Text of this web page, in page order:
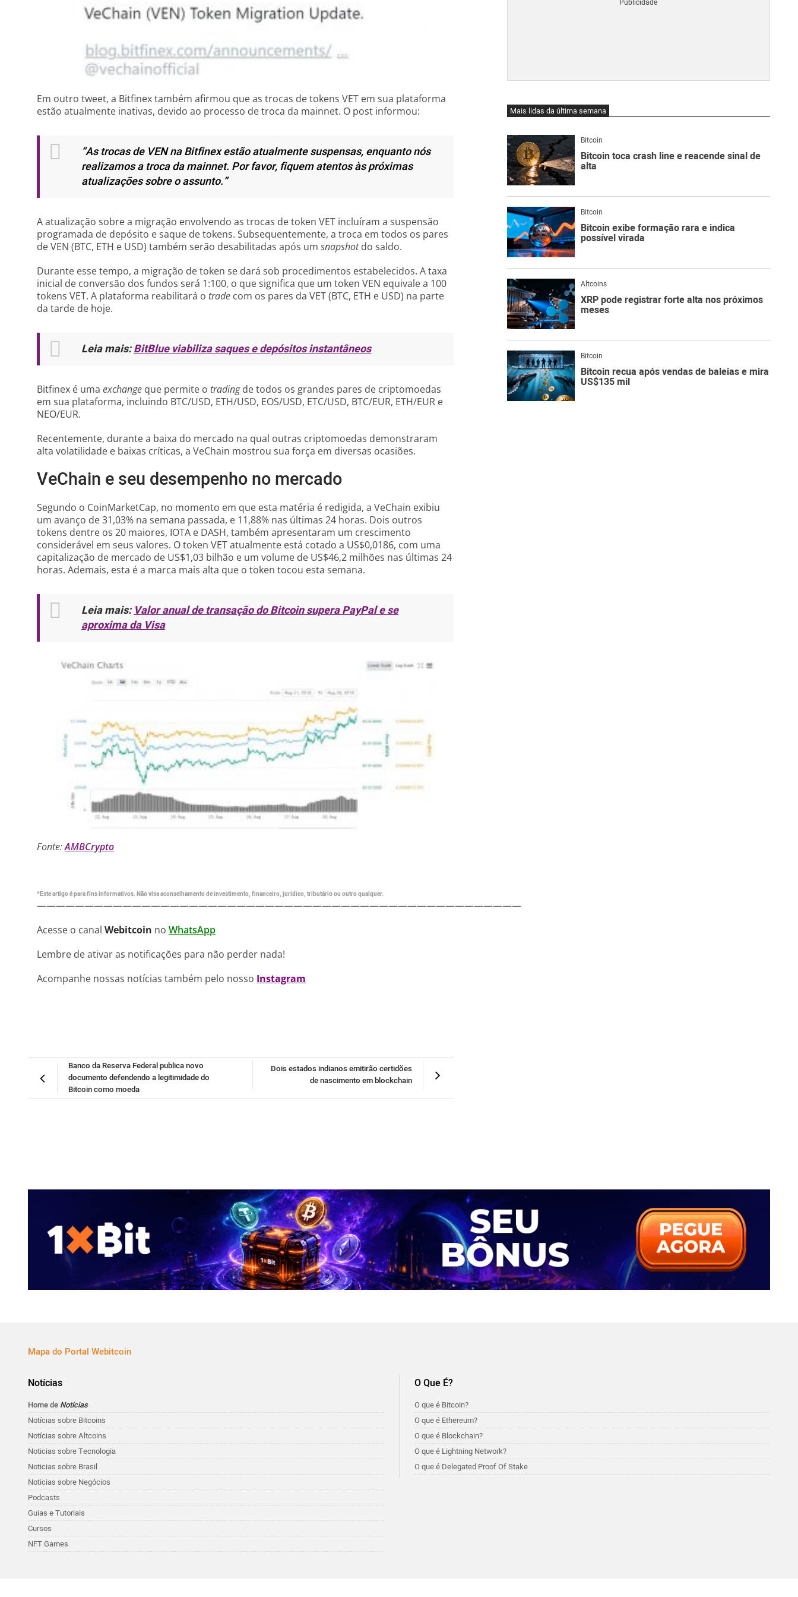
Em outro tweet, a Bitfinex também afirmou que as trocas de tokens VET em sua plataforma
estão atualmente inativas, devido ao processo de troca da mainnet. O post informou:
“As trocas de VEN na Bitfinex estão atualmente suspensas, enquanto nós
realizamos a troca da mainnet. Por favor, fiquem atentos às próximas
atualizações sobre o assunto.”
A atualização sobre a migração envolvendo as trocas de token VET incluíram a suspensão
programada de depósito e saque de tokens. Subsequentemente, a troca em todos os pares
de VEN (BTC, ETH e USD) também serão desabilitadas após um snapshotdo saldo.
Durante esse tempo, a migração de token se dará sob procedimentos estabelecidos. A taxa
inicial de conversão dos fundos será 1:100, o que significa que um token VEN equivale a 100
tokens VET. A plataforma reabilitará o trade com os pares da VET (BTC, ETH e USD) na parte
da tarde de hoje.
Leia mais:BitBlue viabiliza saques e depósitos instantâneos
Bitfinex é uma exchange que permite o tradingde todos os grandes pares de criptomoedas
em sua plataforma, incluindo BTC/USD, ETH/USD, EOS/USD, ETC/USD, BTC/EUR, ETH/EUR e
NEO/EUR.
Recentemente, durante a baixa do mercado na qual outras criptomoedas demonstraram
alta volatilidade e baixas críticas, a VeChain mostrou sua força em diversas ocasiões.
VeChain e seu desempenho no mercado
Segundo o CoinMarketCap, no momento em que esta matéria é redigida, a VeChain exibiu
um avanço de 31,03% na semana passada, e 11,88% nas últimas 24 horas. Dois outros
tokens dentre os 20 maiores, IOTA e DASH, também apresentaram um crescimento
considerável em seus valores. O token VET atualmente está cotado a US$0,0186, com uma
capitalização de mercado de US$1,03 bilhão e um volume de US$46,2 milhões nas últimas 24
horas. Ademais, esta é a marca mais alta que o token tocou esta semana.
Leia mais:Valor anual de transação do Bitcoin supera PayPal e se
aproxima da Visa
Fonte:AMBCrypto
*Este artigo é para fins informativos. Não visa aconselhamento de investimento, financeiro, jurídico, tributário ou outro qualquer.
———————————————————————————————————————————————————
Acesse o canal Webitcoin no WhatsApp
Lembre de ativar as notificações para não perder nada!
Acompanhe nossas notícias também pelo nosso Instagram
Dois estados indianos emitirão certidões
de nascimento em blockchain
Banco da Reserva Federal publica novo
documento defendendo a legitimidade do
Bitcoin como moeda
Mais lidas da última semana
Bitcoin
Bitcoin toca crash line e reacende sinal de
alta
Bitcoin
Bitcoin exibe formação rara e indica
possível virada
Altcoins
XRP pode registrar forte alta nos próximos
meses
Bitcoin
Bitcoin recua após vendas de baleias e mira
US$135 mil
Mapa do Portal Webitcoin
Notícias
Home de Notícias
Notícias sobre Bitcoins
Notícias sobre Altcoins
Noticias sobre Tecnologia
Noticias sobre Brasil
Noticias sobre Negócios
Podcasts
Guias e Tutoriais
Cursos
NFT Games
O Que É?
O que é Bitcoin?
O que é Ethereum?
O que é Blockchain?
O que é Lightning Network?
O que é Delegated Proof Of Stake